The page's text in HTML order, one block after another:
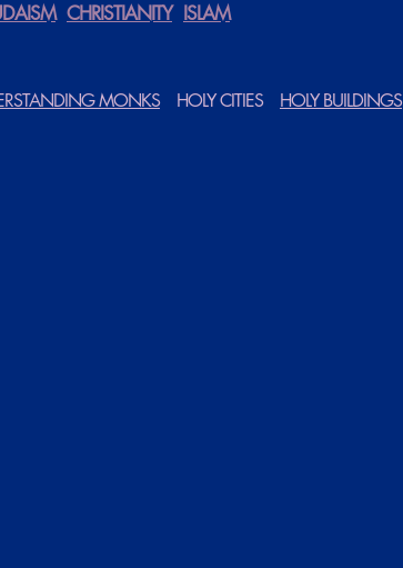
CHRISTIANITY ISLAM
MONKS HOLY CITIES
HOLY BUILDINGS